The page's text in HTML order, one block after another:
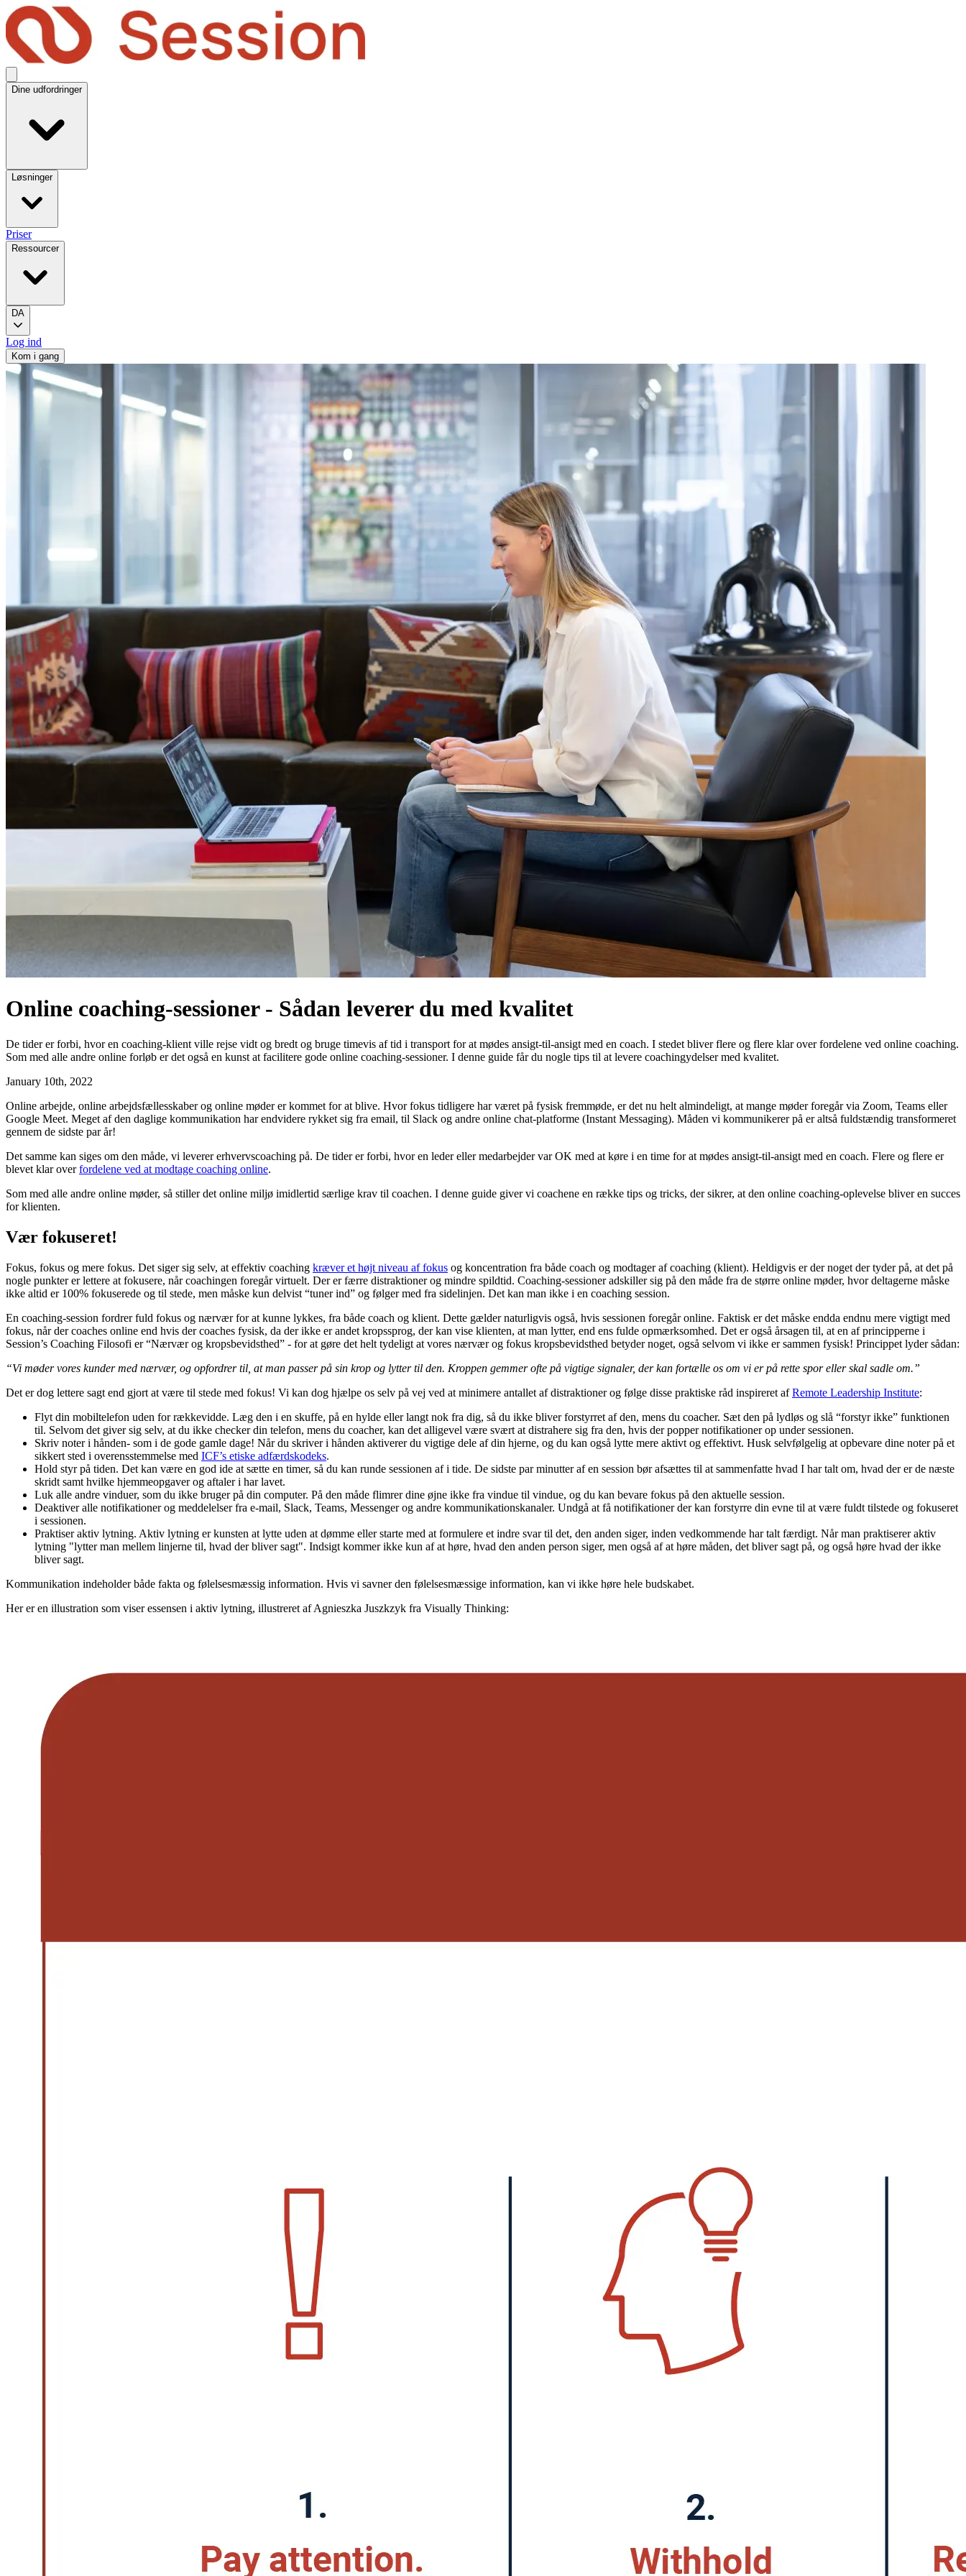
Dine udfordringer
Løsninger
Priser
Ressourcer
DA
Log ind
Kom i gang
Online coaching-sessioner - Sådan leverer du med kvalitet
De tider er forbi, hvor en coaching-klient ville rejse vidt og bredt og bruge timevis af tid i transport for at mødes ansigt-til-ansigt med en coach. I stedet bliver flere og flere klar over fordelene ved online coaching.
Som med alle andre online forløb er det også en kunst at facilitere gode online coaching-sessioner. I denne guide får du nogle tips til at levere coachingydelser med kvalitet.
January 10th, 2022
Online arbejde, online arbejdsfællesskaber og online møder er kommet for at blive. Hvor fokus tidligere har været på fysisk fremmøde, er det nu helt almindeligt, at mange møder foregår via Zoom, Teams eller
Google Meet. Meget af den daglige kommunikation har endvidere rykket sig fra email, til Slack og andre online chat-platforme (Instant Messaging). Måden vi kommunikerer på er altså fuldstændig transformeret
gennem de sidste par år!
Det samme kan siges om den måde, vi leverer erhvervscoaching på. De tider er forbi, hvor en leder eller medarbejder var OK med at køre i en time for at mødes ansigt-til-ansigt med en coach. Flere og flere er
blevet klar overfordelene ved at modtage coaching online.
Som med alle andre online møder, så stiller det online miljø imidlertid særlige krav til coachen. I denne guide giver vi coachene en række tips og tricks, der sikrer, at den online coaching-oplevelse bliver en succes
for klienten.
Vær fokuseret!
Fokus, fokus og mere fokus. Det siger sig selv, at effektiv coaching kræver et højt niveau af fokus og koncentration fra både coach og modtager af coaching (klient). Heldigvis er der noget der tyder på, at det på
nogle punkter er lettere at fokusere, når coachingen foregår virtuelt. Der er færre distraktioner og mindre spildtid. Coaching-sessioner adskiller sig på den måde fra de større online møder, hvor deltagerne måske
ikke altid er 100% fokuserede og til stede, men måske kun delvist “tuner ind” og følger med fra sidelinjen. Det kan man ikke i en coaching session.
En coaching-session fordrer fuld fokus og nærvær for at kunne lykkes, fra både coach og klient. Dette gælder naturligvis også, hvis sessionen foregår online. Faktisk er det måske endda endnu mere vigtigt med
fokus, når der coaches online end hvis der coaches fysisk, da der ikke er andet kropssprog, der kan vise klienten, at man lytter, end ens fulde opmærksomhed. Det er også årsagen til, at en af principperne i
Session’s Coaching Filosofi er “Nærvær og kropsbevidsthed” - for at gøre det helt tydeligt at vores nærvær og fokus kropsbevidsthed betyder noget, også selvom vi ikke er sammen fysisk! Princippet lyder sådan:
“Vi møder vores kunder med nærvær, og opfordrer til, at man passer på sin krop og lytter til den. Kroppen gemmer ofte på vigtige signaler, der kan fortælle os om vi er på rette spor eller skal sadle om.”
Det er dog lettere sagt end gjort at være til stede med fokus! Vi kan dog hjælpe os selv på vej ved at minimere antallet af distraktioner og følge disse praktiske råd inspireret afRemote Leadership Institute:
Flyt din mobiltelefon uden for rækkevidde. Læg den i en skuffe, på en hylde eller langt nok fra dig, så du ikke bliver forstyrret af den, mens du coacher. Sæt den på lydløs og slå “forstyr ikke” funktionen
til. Selvom det giver sig selv, at du ikke checker din telefon, mens du coacher, kan det alligevel være svært at distrahere sig fra den, hvis der popper notifikationer op under sessionen.
Skriv noter i hånden- som i de gode gamle dage! Når du skriver i hånden aktiverer du vigtige dele af din hjerne, og du kan også lytte mere aktivt og effektivt. Husk selvfølgelig at opbevare dine noter på et
sikkert sted i overensstemmelse med ICF’s etiske adfærdskodeks.
Hold styr på tiden. Det kan være en god ide at sætte en timer, så du kan runde sessionen af i tide. De sidste par minutter af ​​en session bør afsættes til at sammenfatte hvad I har talt om, hvad der er de næste
skridt samt hvilke hjemmeopgaver og aftaler i har lavet.
Luk alle andre vinduer, som du ikke bruger på din computer. På den måde flimrer dine øjne ikke fra vindue til vindue, og du kan bevare fokus på den aktuelle session.
Deaktiver alle notifikationer og meddelelser fra e-mail, Slack, Teams, Messenger og andre kommunikationskanaler. Undgå at få notifikationer der kan forstyrre din evne til at være fuldt tilstede og fokuseret
i sessionen.
Praktiser aktiv lytning. Aktiv lytning er kunsten at lytte uden at dømme eller starte med at formulere et indre svar til det, den anden siger, inden vedkommende har talt færdigt. Når man praktiserer aktiv
lytning "lytter man mellem linjerne til, hvad der bliver sagt". Indsigt kommer ikke kun af at høre, hvad den anden person siger, men også af at høre måden, det bliver sagt på, og også høre hvad der ikke
bliver sagt.
Kommunikation indeholder både fakta og følelsesmæssig information. Hvis vi savner den følelsesmæssige information, kan vi ikke høre hele budskabet.
Her er en illustration som viser essensen i aktiv lytning, illustreret af Agnieszka Juszkzyk fra Visually Thinking: